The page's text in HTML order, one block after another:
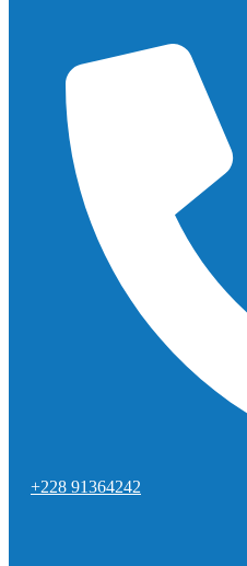
+228 91364242